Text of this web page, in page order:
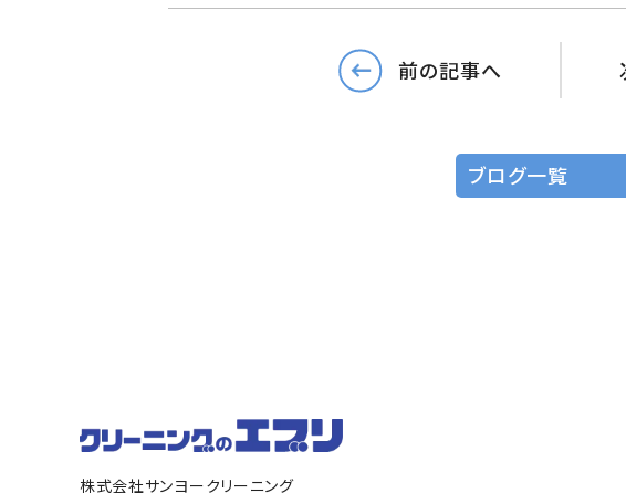
前の記事へ
ブログ一覧
株式会社サンヨークリーニング